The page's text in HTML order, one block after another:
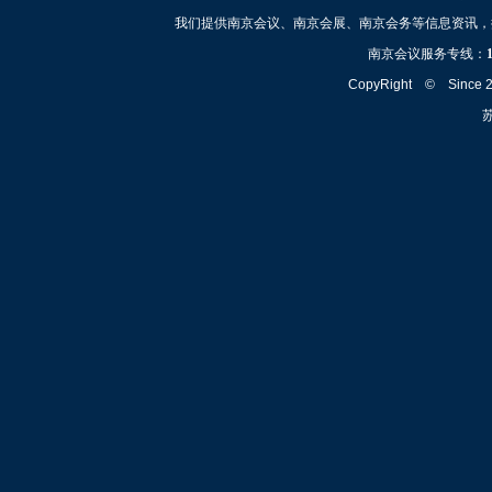
我们提供南京会议、南京会展、南京会务等信息资讯
南京会议服务专线：
CopyRight © Since